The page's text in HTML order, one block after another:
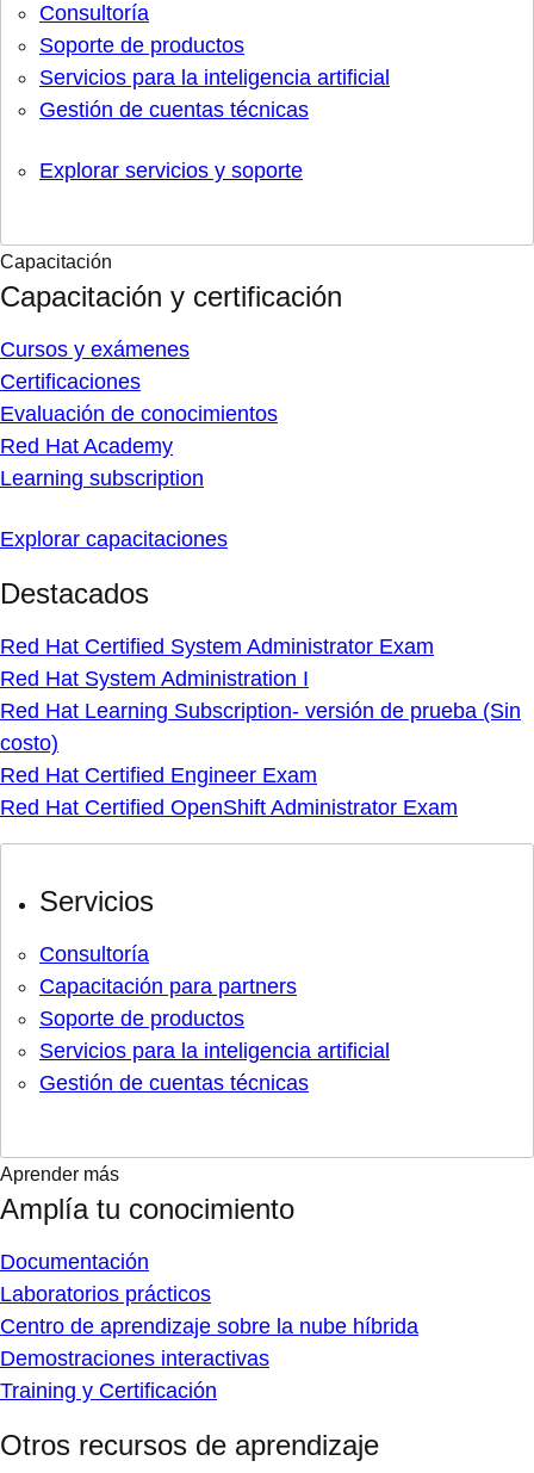
Consultoría
Soporte de productos
Servicios para la inteligencia artificial
Gestión de cuentas técnicas
Explorar servicios y soporte
Capacitación
Capacitación y certificación
Cursos y exámenes
Certificaciones
Evaluación de conocimientos
Red Hat Academy
Learning subscription
Explorar capacitaciones
Destacados
Red Hat Certified System Administrator Exam
Red Hat System Administration I
Red Hat Learning Subscription- versión de prueba (Sin
costo)
Red Hat Certified Engineer Exam
Red Hat Certified OpenShift Administrator Exam
Servicios
Consultoría
Capacitación para partners
Soporte de productos
Servicios para la inteligencia artificial
Gestión de cuentas técnicas
Aprender más
Amplía tu conocimiento
Documentación
Laboratorios prácticos
Centro de aprendizaje sobre la nube híbrida
Demostraciones interactivas
Training y Certificación
Otros recursos de aprendizaje